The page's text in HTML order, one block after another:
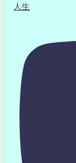
人生